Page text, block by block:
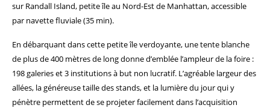
sur Randall Island, petite île au Nord-Est de Manhattan, accessible
par navette fluviale (35 min).
En débarquant dans cette petite île verdoyante, une tente blanche
de plus de 400 mètres de long donne d’emblée l’ampleur de la foire :
198 galeries et 3 institutions à but non lucratif. L’agréable largeur des
allées, la généreuse taille des stands, et la lumière du jour qui y
pénètre permettent de se projeter facilement dans l’acquisition